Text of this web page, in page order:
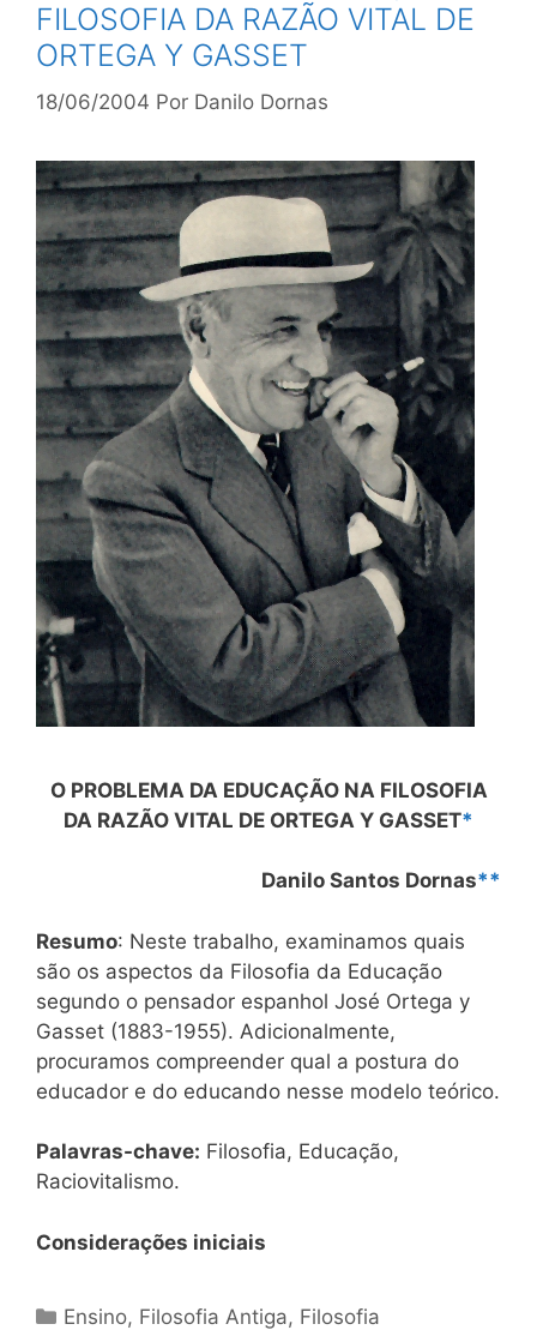
FILOSOFIA DA RAZÃO VITAL DE
ORTEGA Y GASSET
18/06/2004 Por Danilo Dornas
O PROBLEMA DA EDUCAÇÃO NA FILOSOFIA
DA RAZÃO VITAL DE ORTEGA Y GASSET*
Danilo Santos Dornas**
Resumo: Neste trabalho, examinamos quais
são os aspectos da Filosofia da Educação
segundo o pensador espanhol José Ortega y
Gasset (1883-1955). Adicionalmente,
procuramos compreender qual a postura do
educador e do educando nesse modelo teórico.
Palavras-chave: Filosofia, Educação,
Raciovitalismo.
Considerações iniciais
Categorias
Ensino, Filosofia Antiga, Filosofia